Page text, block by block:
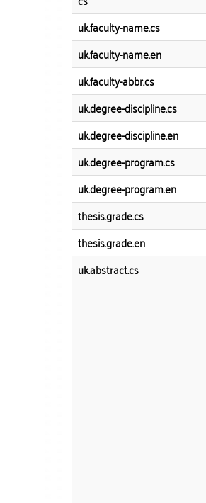
uk.faculty-name.cs
uk.faculty-name.en
uk.faculty-abbr.cs
uk.degree-discipline.cs
uk.degree-discipline.en
uk.degree-program.cs
uk.degree-program.en
thesis.grade.cs
thesis.grade.en
uk.abstract.cs